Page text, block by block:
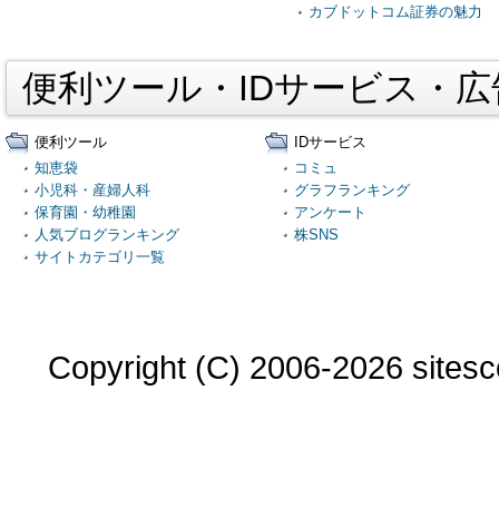
カブドットコム証券の魅力
便利ツール・IDサービス・
便利ツール
知恵袋
小児科・産婦人科
保育園・幼稚園
人気ブログランキング
サイトカテゴリ一覧
IDサービス
コミュ
グラフランキング
アンケート
株SNS
Copyright (C) 2006-2026